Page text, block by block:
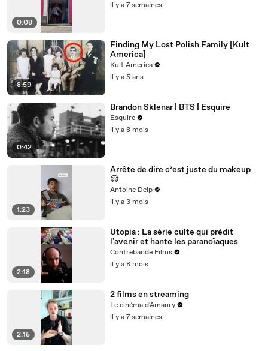
0:08
il y a 7 semaines
8:59
Finding My Lost Polish Family [Kult
America]
Kult America
il y a 5 ans
0:42
Brandon Sklenar | BTS | Esquire
Esquire
il y a 8 mois
1:23
Arrête de dire c’est juste du makeup
😌
Antoine Delp
il y a 3 mois
2:18
Utopia : La série culte qui prédit
l'avenir et hante les paranoïaques
Contrebande Films
il y a 8 mois
2:15
2 films en streaming
Le cinéma d'Amaury
il y a 7 semaines